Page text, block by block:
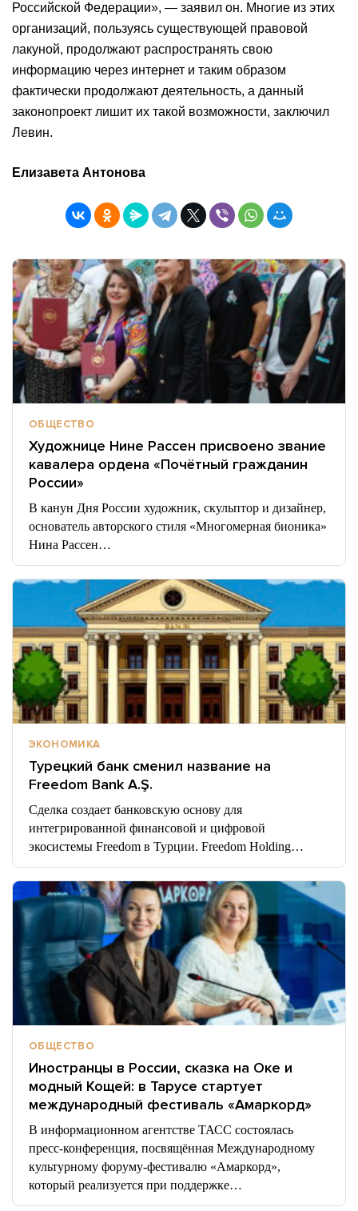
Российской Федерации», — заявил он. Многие из этих
организаций, пользуясь существующей правовой
лакуной, продолжают распространять свою
информацию через интернет и таким образом
фактически продолжают деятельность, а данный
законопроект лишит их такой возможности, заключил
Левин.
Елизавета Антонова
ОБЩЕСТВО
Художнице Нине Рассен присвоено звание
кавалера ордена «Почётный гражданин
России»
В канун Дня России художник, скульптор и дизайнер,
основатель авторского стиля «Многомерная бионика»
Нина Рассен…
ЭКОНОМИКА
Турецкий банк сменил название на
Freedom Bank A.Ş.
Сделка создает банковскую основу для
интегрированной финансовой и цифровой
экосистемы Freedom в Турции. Freedom Holding…
ОБЩЕСТВО
Иностранцы в России, сказка на Оке и
модный Кощей: в Тарусе стартует
международный фестиваль «Амаркорд»
В информационном агентстве ТАСС состоялась
пресс-конференция, посвящённая Международному
культурному форуму-фестивалю «Амаркорд»,
который реализуется при поддержке…